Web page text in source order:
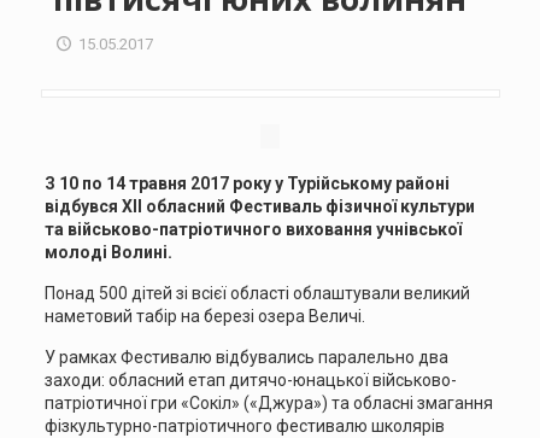
15.05.2017
З 10 по 14 травня 2017 року у Турійському районі
відбувся ХІІ обласний Фестиваль фізичної культури
та військово-патріотичного виховання учнівської
молоді Волині.
Понад 500 дітей зі всієї області облаштували великий
наметовий табір на березі озера Величі.
У рамках Фестивалю відбувались паралельно два
заходи: обласний етап дитячо-юнацької військово-
патріотичної гри «Сокіл» («Джура») та обласні змагання
фізкультурно-патріотичного фестивалю школярів